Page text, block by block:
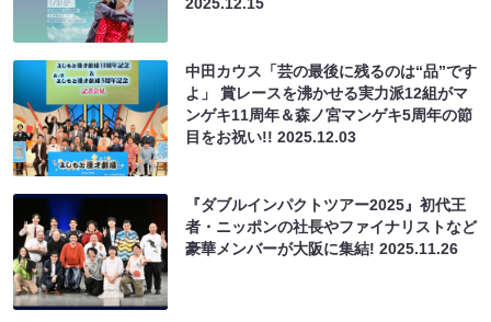
中田カウス「芸の最後に残るのは“品”です
よ」 賞レースを沸かせる実力派12組がマ
ンゲキ11周年＆森ノ宮マンゲキ5周年の節
目をお祝い!!2025.12.03
『ダブルインパクトツアー2025』初代王
者・ニッポンの社長やファイナリストなど
豪華メンバーが大阪に集結!2025.11.26